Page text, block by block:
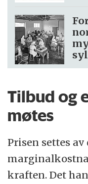
Tilbud og
møtes
Prisen settes
kraften. Det